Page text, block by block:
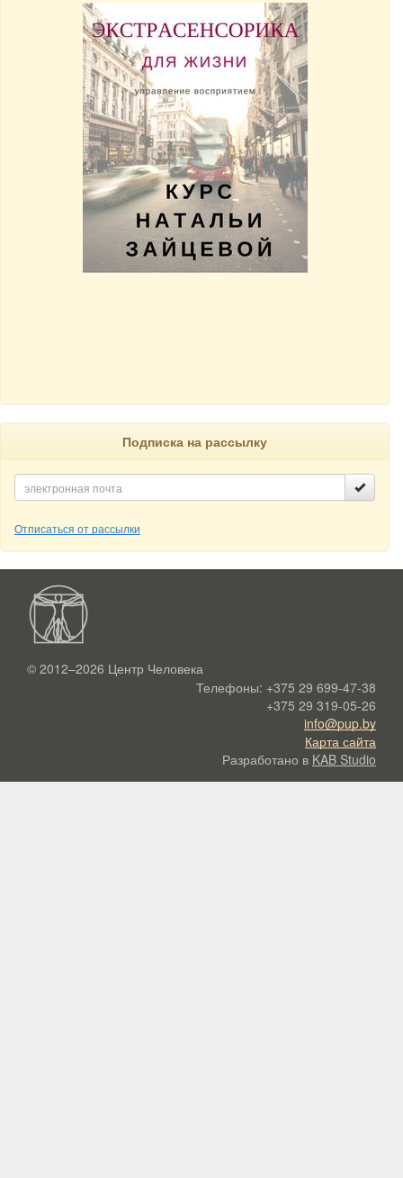
Подписка на рассылку
Отписаться от рассылки
© 2012–2026 Центр Человека
Телефоны: +375 29 699-47-38
+375 29 319-05-26
info@pup.by
Карта сайта
Разработано в KAB Studio